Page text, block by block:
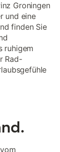
Groningen
und eine
finden Sie
ruhigem
Rad-